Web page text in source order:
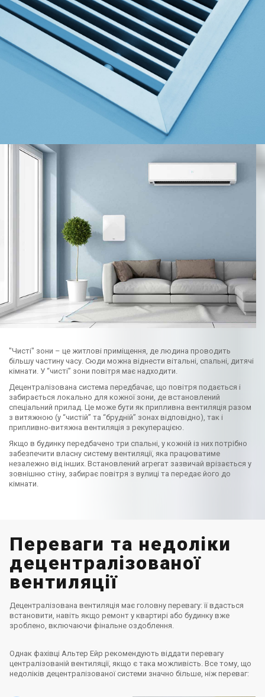
​"Чисті" зони – це житлові приміщення, де людина проводить
більшу частину часу. Сюди можна віднести вітальні, спальні, дитячі
кімнати. У “чисті” зони повітря має надходити.
Децентралізована система передбачає, що повітря подається і
забирається локально для кожної зони, де встановлений
спеціальний прилад. Це може бути як припливна вентиляція разом
з витяжною (у “чистій” та “брудній” зонах відповідно), так і
припливно-витяжна вентиляція з рекуперацією.
Якщо в будинку передбачено три спальні, у кожній із них потрібно
забезпечити власну систему вентиляції, яка працюватиме
незалежно від інших. Встановлений агрегат зазвичай врізається у
зовнішню стіну, забирає повітря з вулиці та передає його до
кімнати.
Переваги та недоліки
децентралізованої
вентиляції
Децентралізована вентиляція має головну перевагу: її вдасться
встановити, навіть якщо ремонт у квартирі або будинку вже
зроблено, включаючи фінальне оздоблення.
Однак фахівці Альтер Ейр рекомендують віддати перевагу
централізованій вентиляції, якщо є така можливість. Все тому, що
недоліків децентралізованої системи значно більше, ніж переваг: